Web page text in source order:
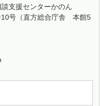
支援センターかのん
号（直方総合庁舎 本館5